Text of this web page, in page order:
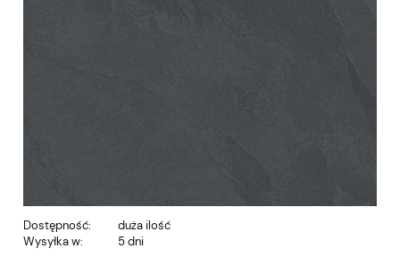
Dostępność:
duża ilość
Wysyłka w:
5 dni